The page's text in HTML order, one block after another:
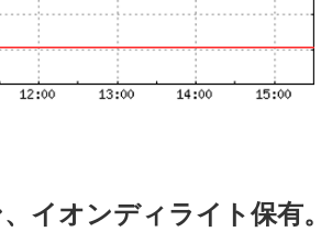
イオンディライト保有。